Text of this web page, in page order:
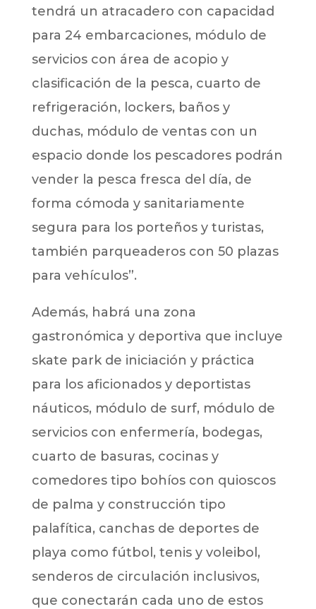
tendrá un atracadero con capacidad
para 24 embarcaciones, módulo de
servicios con área de acopio y
clasificación de la pesca, cuarto de
refrigeración, lockers, baños y
duchas, módulo de ventas con un
espacio donde los pescadores podrán
vender la pesca fresca del día, de
forma cómoda y sanitariamente
segura para los porteños y turistas,
también parqueaderos con 50 plazas
para vehículos”.
Además, habrá una zona
gastronómica y deportiva que incluye
skate park de iniciación y práctica
para los aficionados y deportistas
náuticos, módulo de surf, módulo de
servicios con enfermería, bodegas,
cuarto de basuras, cocinas y
comedores tipo bohíos con quioscos
de palma y construcción tipo
palafítica, canchas de deportes de
playa como fútbol, tenis y voleibol,
senderos de circulación inclusivos,
que conectarán cada uno de estos